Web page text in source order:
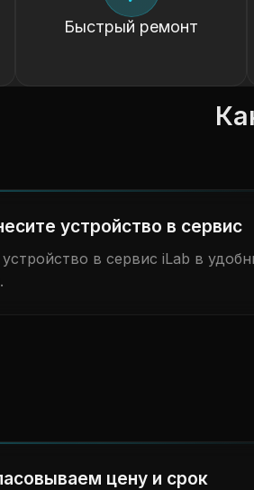
Быстрый ремонт
устройство в сервис
в сервис iLab в
цену и срок